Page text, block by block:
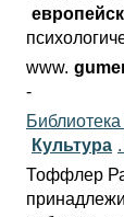
www.
-
Культура
Тоффлер